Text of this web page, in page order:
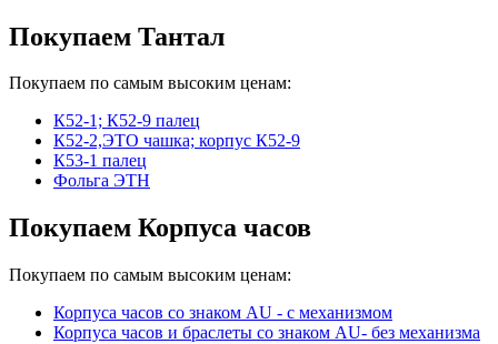
Покупаем Тантал
Покупаем по самым высоким ценам:
К52-1; К52-9 палец
К52-2,ЭТО чашка; корпус К52-9
К53-1 палец
Фольга ЭТН
Покупаем Корпуса часов
Покупаем по самым высоким ценам:
Корпуса часов cо знаком AU - с механизмом
Корпуса часов и браслеты со знаком AU- без механизма